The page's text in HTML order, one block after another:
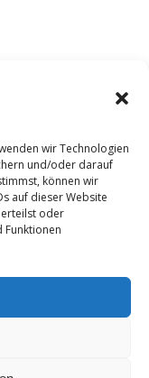
wir Technologien
und/oder darauf
können wir
auf dieser Website
oder
Funktionen
e.V.